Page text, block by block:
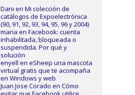
Dani enMi colección de
catálogos de Expoelectrónica
(90, 91, 92, 93, 94, 95, 96 y 2004)
maria enFacebook: cuenta
inhabilitada, bloqueada o
suspendida. Por qué y
solución
enyell eneSheep una mascota
virtual gratis que te acompaña
en Windows y web
Juan Jose Corado enCómo